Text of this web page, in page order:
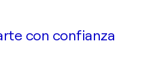
con confianza